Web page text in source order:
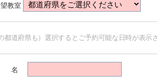
教室
道府県も）選択するとご予約可能な日時が表示さ
名